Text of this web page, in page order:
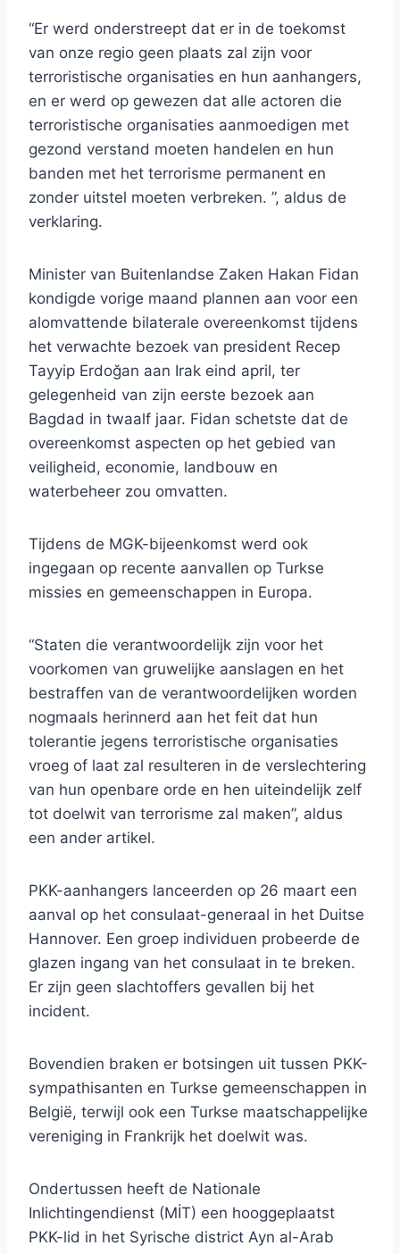
“Er werd onderstreept dat er in de toekomst
van onze regio geen plaats zal zijn voor
terroristische organisaties en hun aanhangers,
en er werd op gewezen dat alle actoren die
terroristische organisaties aanmoedigen met
gezond verstand moeten handelen en hun
banden met het terrorisme permanent en
zonder uitstel moeten verbreken. ”, aldus de
verklaring.
Minister van Buitenlandse Zaken Hakan Fidan
kondigde vorige maand plannen aan voor een
alomvattende bilaterale overeenkomst tijdens
het verwachte bezoek van president Recep
Tayyip Erdoğan aan Irak eind april, ter
gelegenheid van zijn eerste bezoek aan
Bagdad in twaalf jaar. Fidan schetste dat de
overeenkomst aspecten op het gebied van
veiligheid, economie, landbouw en
waterbeheer zou omvatten.
Tijdens de MGK-bijeenkomst werd ook
ingegaan op recente aanvallen op Turkse
missies en gemeenschappen in Europa.
“Staten die verantwoordelijk zijn voor het
voorkomen van gruwelijke aanslagen en het
bestraffen van de verantwoordelijken worden
nogmaals herinnerd aan het feit dat hun
tolerantie jegens terroristische organisaties
vroeg of laat zal resulteren in de verslechtering
van hun openbare orde en hen uiteindelijk zelf
tot doelwit van terrorisme zal maken”, aldus
een ander artikel.
PKK-aanhangers lanceerden op 26 maart een
aanval op het consulaat-generaal in het Duitse
Hannover. Een groep individuen probeerde de
glazen ingang van het consulaat in te breken.
Er zijn geen slachtoffers gevallen bij het
incident.
Bovendien braken er botsingen uit tussen PKK-
sympathisanten en Turkse gemeenschappen in
België, terwijl ook een Turkse maatschappelijke
vereniging in Frankrijk het doelwit was.
Ondertussen heeft de Nationale
Inlichtingendienst (MİT) een hooggeplaatst
PKK-lid in het Syrische district Ayn al-Arab